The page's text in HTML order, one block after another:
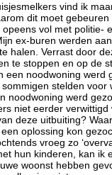
vind ik
dit moet gebeuren
vol met politie-
ex-buren werden
halen. Verrast door
te stoppen en op de
een noodwoning werd
stelden voor
noodwoning werd
niet eerder verwittigd
deze uitbuiting?
oplossing kon
vroeg zo
hun kinderen, kan ik
woonst hebben